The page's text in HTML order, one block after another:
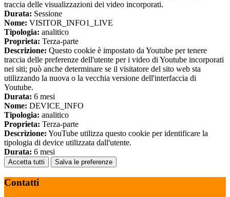
traccia delle visualizzazioni dei video incorporati.
Durata: Sessione
Nome: VISITOR_INFO1_LIVE
Tipologia: analitico
Proprieta: Terza-parte
Descrizione: Questo cookie è impostato da Youtube per tenere
traccia delle preferenze dell'utente per i video di Youtube incorporati
nei siti; può anche determinare se il visitatore del sito web sta
utilizzando la nuova o la vecchia versione dell'interfaccia di
Youtube.
Durata: 6 mesi
Nome: DEVICE_INFO
Tipologia: analitico
Proprieta: Terza-parte
Descrizione: YouTube utilizza questo cookie per identificare la
tipologia di device utilizzata dall'utente.
Durata: 6 mesi
Accetta tutti Salva le preferenze
Contatti